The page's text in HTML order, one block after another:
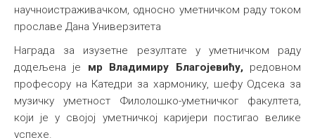
научноистраживачком, односно уметничком раду током
прославе Дана Универзитета
Награда за изузетне резултате у уметничком раду
додељена је мр Владимиру Благојевићу,редовном
професору на Катедри за хармонику, шефу Одсека за
музичку уметност Филолошко-уметничког факултета,
који је у својој уметничкој каријери постигао велике
успехе.